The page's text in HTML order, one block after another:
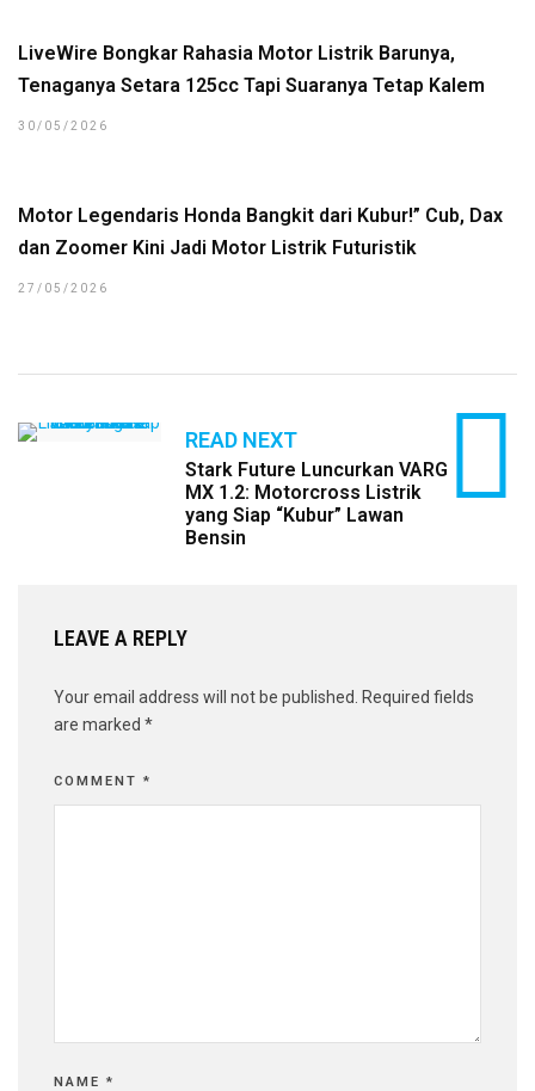
LiveWire Bongkar Rahasia Motor Listrik Barunya,
Tenaganya Setara 125cc Tapi Suaranya Tetap Kalem
30/05/2026
Motor Legendaris Honda Bangkit dari Kubur!” Cub, Dax
dan Zoomer Kini Jadi Motor Listrik Futuristik
27/05/2026
READ NEXT
Stark Future Luncurkan VARG
MX 1.2: Motorcross Listrik
yang Siap “Kubur” Lawan
Bensin
LEAVE A REPLY
Your email address will not be published.
Required fields
are marked *
COMMENT *
NAME *